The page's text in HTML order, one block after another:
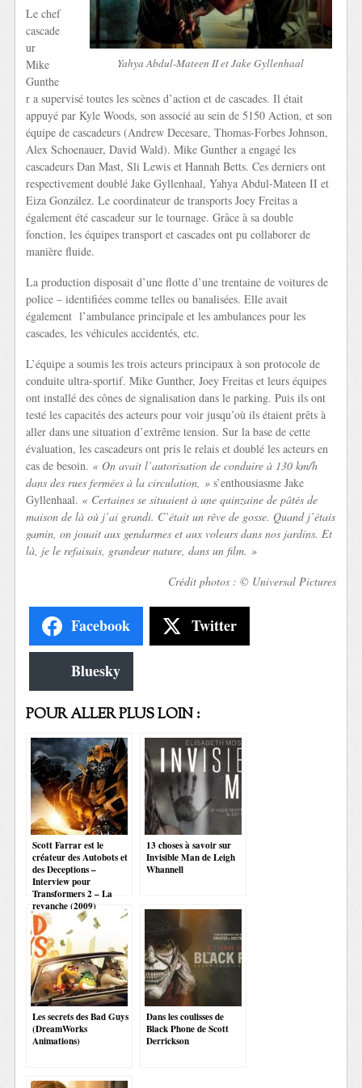
Yahya Abdul-Mateen II et Jake Gyllenhaal
Le chef
cascade
ur
Mike
Gunthe
r a supervisé toutes les scènes d’action et de cascades. Il était
appuyé par Kyle Woods, son associé au sein de 5150 Action, et son
équipe de cascadeurs (Andrew Decesare, Thomas-Forbes Johnson,
Alex Schoenauer, David Wald). Mike Gunther a engagé les
cascadeurs Dan Mast, Sli Lewis et Hannah Betts. Ces derniers ont
respectivement doublé Jake Gyllenhaal, Yahya Abdul-Mateen II et
Eiza González. Le coordinateur de transports Joey Freitas a
également été cascadeur sur le tournage. Grâce à sa double
fonction, les équipes transport et cascades ont pu collaborer de
manière fluide.
La production disposait d’une flotte d’une trentaine de voitures de
police – identifiées comme telles ou banalisées. Elle avait
également l’ambulance principale et les ambulances pour les
cascades, les véhicules accidentés, etc.
L’équipe a soumis les trois acteurs principaux à son protocole de
conduite ultra-sportif. Mike Gunther, Joey Freitas et leurs équipes
ont installé des cônes de signalisation dans le parking. Puis ils ont
testé les capacités des acteurs pour voir jusqu’où ils étaient prêts à
aller dans une situation d’extrême tension. Sur la base de cette
évaluation, les cascadeurs ont pris le relais et doublé les acteurs en
cas de besoin. « On avait l’autorisation de conduire à 130 km/h
dans des rues fermées à la circulation, » s’enthousiasme Jake
Gyllenhaal. « Certaines se situaient à une quinzaine de pâtés de
maison de là où j’ai grandi. C’était un rêve de gosse. Quand j’étais
gamin, on jouait aux gendarmes et aux voleurs dans nos jardins. Et
là, je le refaisais, grandeur nature, dans un film. »
Crédit photos : © Universal Pictures
Facebook Twitter
Bluesky
POUR ALLER PLUS LOIN :
Scott Farrar est le
créateur des Autobots et
des Deceptions –
Interview pour
Transformers 2 – La
revanche (2009)
13 choses à savoir sur
Invisible Man de Leigh
Whannell
Les secrets des Bad Guys
(DreamWorks
Animations)
Dans les coulisses de
Black Phone de Scott
Derrickson